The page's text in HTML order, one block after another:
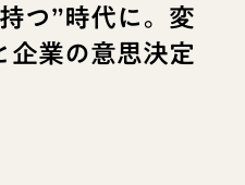
つ”時代に。変
企業の意思決定